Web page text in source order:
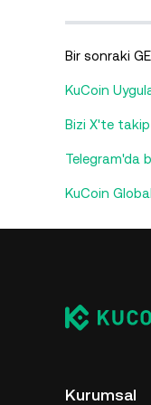
Bir sonraki
KuCoin
Bizi X'te
Telegram'da
KuCoin
Kurumsal